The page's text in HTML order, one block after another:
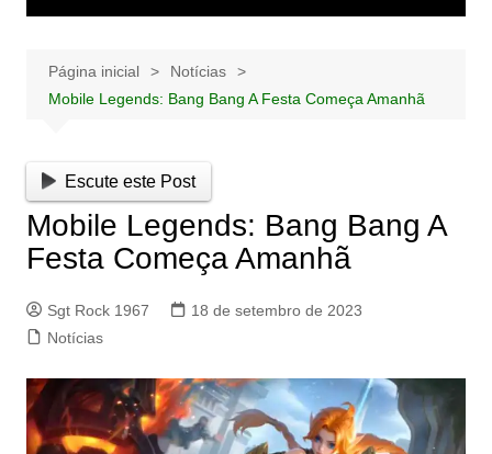
Página inicial
Notícias
Mobile Legends: Bang Bang A Festa Começa Amanhã
Escute este Post
Mobile Legends: Bang Bang A
Festa Começa Amanhã
Sgt Rock 1967
18 de setembro de 2023
Notícias